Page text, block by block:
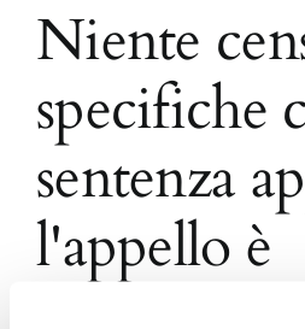
Niente
specifiche
sentenza
l'appello è